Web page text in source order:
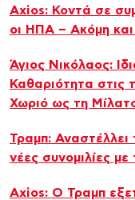
Axios: Κοντά σε
οι ΗΠΑ – Ακόμη
Άγιος Νικόλαος:
Καθαριότητα στις
Χωριό ως τη
Τραμπ: Αναστέλλει
νέες συνομιλίες με
Axios: Ο Τραμπ